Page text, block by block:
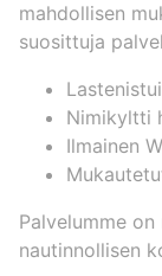
mahdollisen
suosittuja
Nimikyltti
Ilmainen
Palvelumme
nautinnollisen